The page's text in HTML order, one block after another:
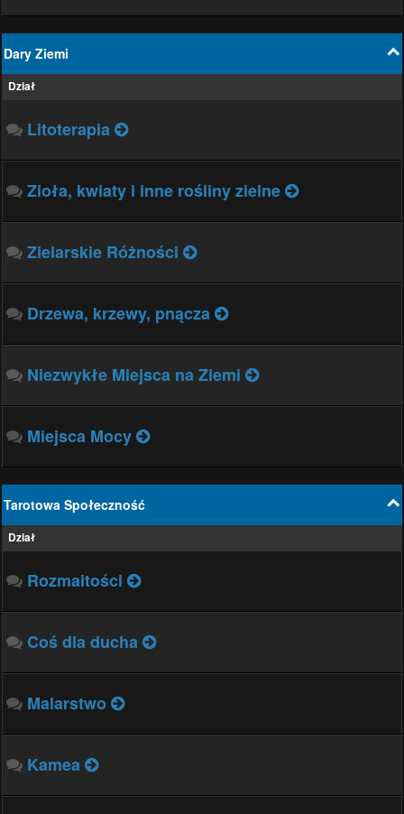
Dary Ziemi
Dział
Litoterapia
Zioła, kwiaty i inne rośliny zielne
Zielarskie Różności
Drzewa, krzewy, pnącza
Niezwykłe Miejsca na Ziemi
Miejsca Mocy
Tarotowa Społeczność
Dział
Rozmaitości
Coś dla ducha
Malarstwo
Kamea